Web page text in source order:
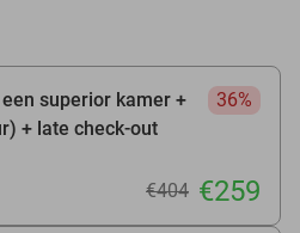
superior kamer +
+ late check-out
36%
€404 €259